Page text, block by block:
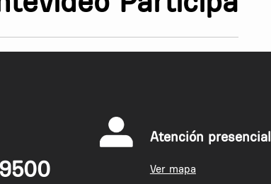
a bibliotecas
Esta tarjeta no solo
al conocimiento.
Atención presencial
Ver mapa